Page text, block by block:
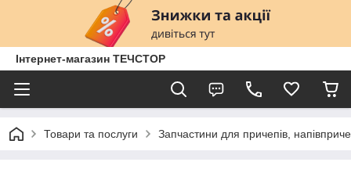
Інтернет-магазин ТЕЧСТОР
Товари та послуги Запчастини для причепів,